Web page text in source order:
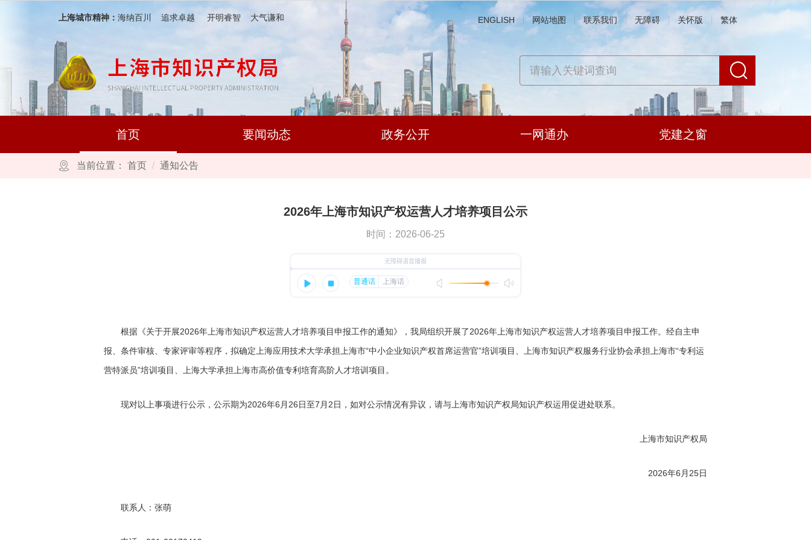
上海城市精神： 海纳百川 追求卓越 开明睿智 大气谦和 ENGLISH 网站地图 联系我们 无障碍 关怀版 繁体
首页 要闻动态 政务公开 一网通办 党建之窗
当前位置： 首页 通知公告
2026年上海市知识产权运营人才培养项目公示
时间：2026-06-25
根据《关于开展2026年上海市知识产权运营人才培养项目申报工作的通知》，我局组织开展了2026年上海市知识产权运营人才培养项目申报工作。经自主申
报、条件审核、专家评审等程序，拟确定上海应用技术大学承担上海市“中小企业知识产权首席运营官”培训项目、上海市知识产权服务行业协会承担上海市“专利运
营特派员”培训项目、上海大学承担上海市高价值专利培育高阶人才培训项目。
现对以上事项进行公示，公示期为2026年6月26日至7月2日，如对公示情况有异议，请与上海市知识产权局知识产权运用促进处联系。
上海市知识产权局
2026年6月25日
联系人：张萌